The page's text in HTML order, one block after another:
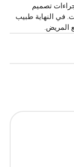
لإجراءات تصميم
شمولاً وتفصيلاً في 4-5 جلسات. في النهاية طبيب
المريض.